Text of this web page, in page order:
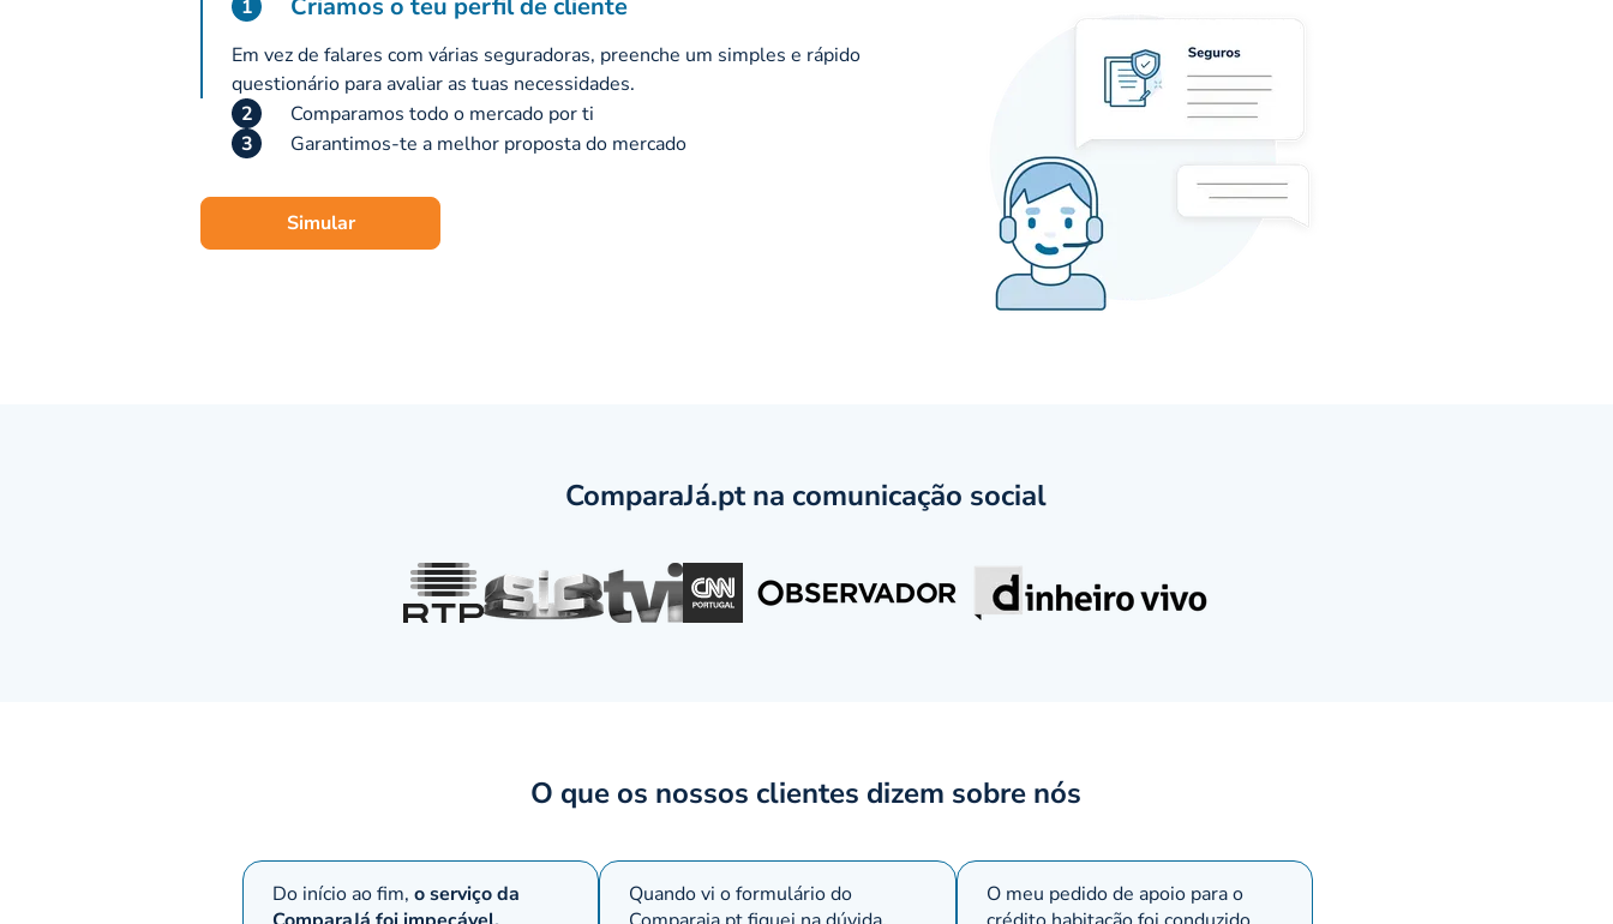
1
Em vez de falares com várias seguradoras, preenche um simples e rápido
questionário para avaliar as tuas necessidades.
2
Comparamos todo o mercado por ti
3
Garantimos-te a melhor proposta do mercado
Simular
ComparaJá.pt na comunicação social
O que os nossos clientes dizem sobre nós
Do início ao fim, o serviço da
Quando vi o formulário do
O meu pedido de apoio para o